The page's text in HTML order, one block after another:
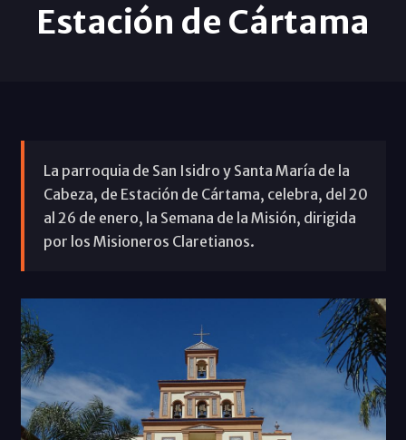
Estación de Cártama
La parroquia de San Isidro y Santa María de la
Cabeza, de Estación de Cártama, celebra, del 20
al 26 de enero, la Semana de la Misión, dirigida
por los Misioneros Claretianos.